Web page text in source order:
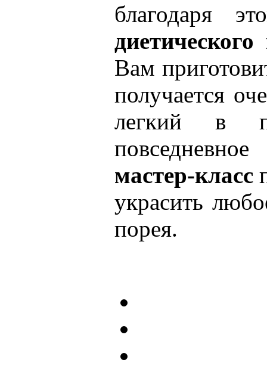
благодаря
Вам
получается
легкий в
мастер-класс
украсить
порея.